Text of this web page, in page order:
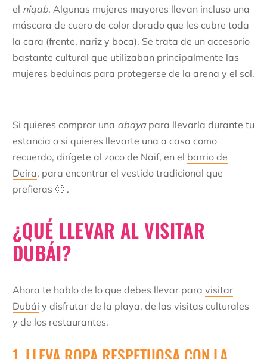
el niqab. Algunas mujeres mayores llevan incluso una
máscara de cuero de color dorado que les cubre toda
la cara (frente, nariz y boca). Se trata de un accesorio
bastante cultural que utilizaban principalmente las
mujeres beduinas para protegerse de la arena y el sol.
Si quieres comprar una abaya para llevarla durante tu
estancia o si quieres llevarte una a casa como
recuerdo, dirígete al zoco de Naif, en el barrio de
Deira, para encontrar el vestido tradicional que
prefieras 🙂 .
¿QUÉ LLEVAR AL VISITAR
DUBÁI?
Ahora te hablo de lo que debes llevar para visitar
Dubái y disfrutar de la playa, de las visitas culturales
y de los restaurantes.